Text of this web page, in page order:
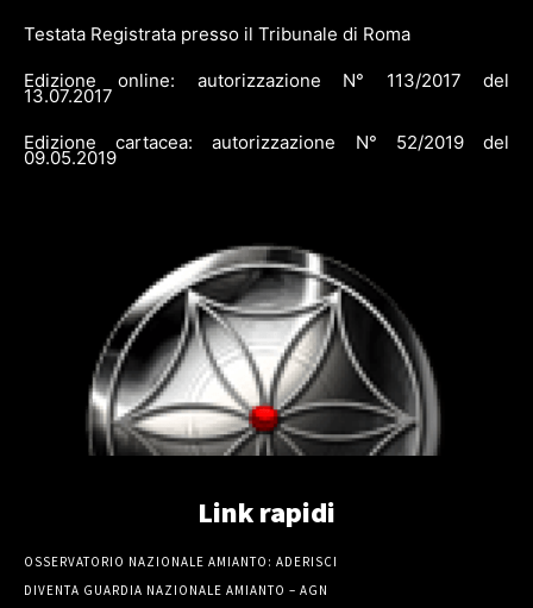
Testata Registrata presso il Tribunale di Roma
Edizione online: autorizzazione N° 113/2017 del
13.07.2017
Edizione cartacea: autorizzazione N° 52/2019 del
09.05.2019
Link rapidi
OSSERVATORIO NAZIONALE AMIANTO: ADERISCI
DIVENTA GUARDIA NAZIONALE AMIANTO – AGN